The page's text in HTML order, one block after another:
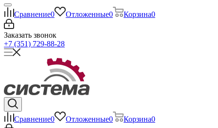
Сравнение0 Отложенные0 Корзина0
Заказать звонок
+7 (351) 729-88-28
Сравнение0 Отложенные0 Корзина0